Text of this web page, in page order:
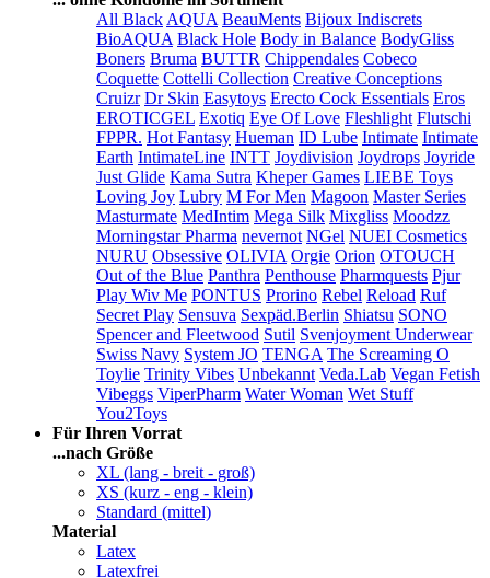
All Black AQUA BeauMents Bijoux Indiscrets
BioAQUA Black Hole Body in Balance BodyGliss
Boners Bruma BUTTR Chippendales Cobeco
Coquette Cottelli Collection Creative Conceptions
Cruizr Dr Skin Easytoys Erecto Cock Essentials Eros
EROTICGEL Exotiq Eye Of Love Fleshlight Flutschi
FPPR. Hot Fantasy Hueman ID Lube Intimate Intimate
Earth IntimateLine INTT Joydivision Joydrops Joyride
Just Glide Kama Sutra Kheper Games LIEBE Toys
Loving Joy Lubry M For Men Magoon Master Series
Masturmate MedIntim Mega Silk Mixgliss Moodzz
Morningstar Pharma nevernot NGel NUEI Cosmetics
NURU Obsessive OLIVIA Orgie Orion OTOUCH
Out of the Blue Panthra Penthouse Pharmquests Pjur
Play Wiv Me PONTUS Prorino Rebel Reload Ruf
Secret Play Sensuva Sexpäd.Berlin Shiatsu SONO
Spencer and Fleetwood Sutil Svenjoyment Underwear
Swiss Navy System JO TENGA The Screaming O
Toylie Trinity Vibes Unbekannt Veda.Lab Vegan Fetish
Vibeggs ViperPharm Water Woman Wet Stuff
You2Toys
Für Ihren Vorrat
...nach Größe
XL (lang - breit - groß)
XS (kurz - eng - klein)
Standard (mittel)
Material
Latex
Latexfrei